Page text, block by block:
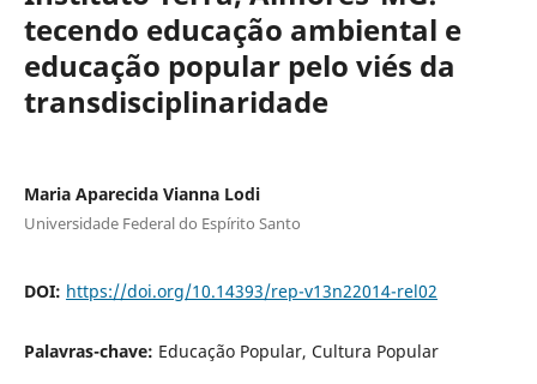
tecendo educação ambiental e
educação popular pelo viés da
transdisciplinaridade
Maria Aparecida Vianna Lodi
Universidade Federal do Espírito Santo
DOI: https://doi.org/10.14393/rep-v13n22014-rel02
Palavras-chave: Educação Popular, Cultura Popular